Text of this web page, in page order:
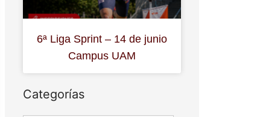
6ª Liga Sprint – 14 de junio
Campus UAM
Categorías